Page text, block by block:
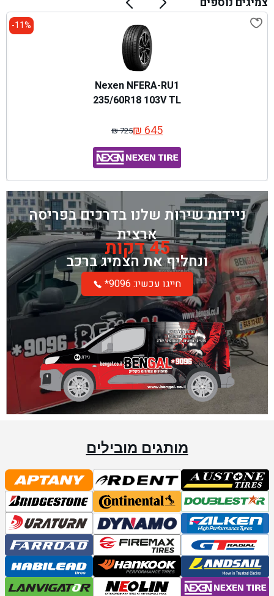
11%-
Nexen NFERA-RU1
235/60R18 103V TL
₪725
המחיר
המקורי
היה:
₪ 725.
₪645 המחיר
הנוכחי
הוא:
₪ 645.
ניידות שירות שלנו בדרכים בפריסה
ארצית
45 דקות
ונחליף את הצמיג ברכב
*חייגו עכשיו: 9096
מותגים מובילים